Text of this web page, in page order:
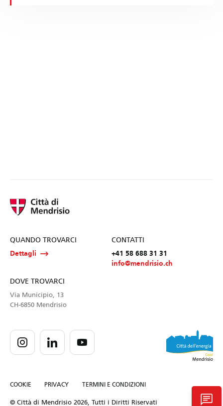
QUANDO TROVARCI
Dettagli
CONTATTI
+41 58 688 31 31
info@mendrisio.ch
DOVE TROVARCI
Via Municipio, 13
CH-6850 Mendrisio
COOKIE PRIVACY TERMINI E CONDIZIONI
© Città di Mendrisio 2026, Tutti i Diritti Riservati chat